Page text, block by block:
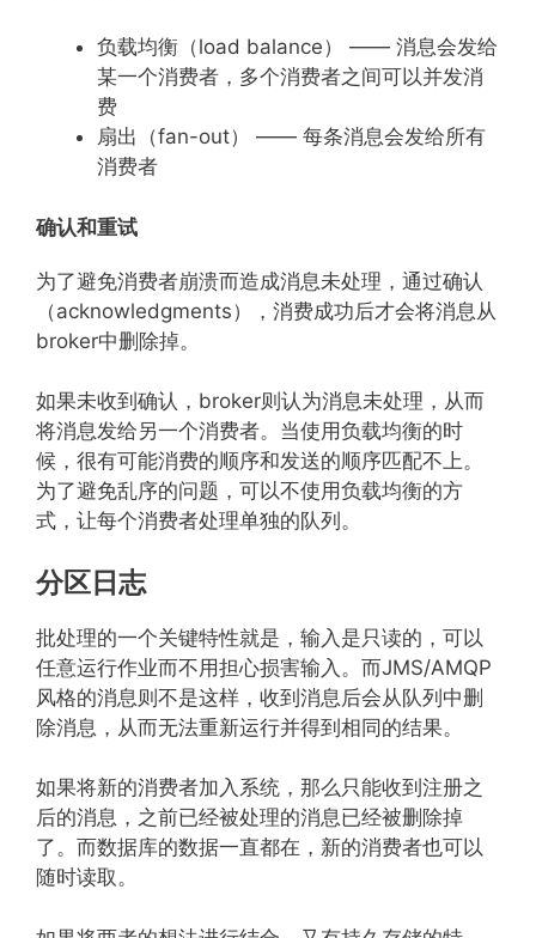
负载均衡（load balance） —— 消息会发给
某一个消费者，多个消费者之间可以并发消
费
扇出（fan-out） —— 每条消息会发给所有
消费者
确认和重试
为了避免消费者崩溃而造成消息未处理，通过确认
（acknowledgments），消费成功后才会将消息从
broker中删除掉。
如果未收到确认，broker则认为消息未处理，从而
将消息发给另一个消费者。当使用负载均衡的时
候，很有可能消费的顺序和发送的顺序匹配不上。
为了避免乱序的问题，可以不使用负载均衡的方
式，让每个消费者处理单独的队列。
分区日志
批处理的一个关键特性就是，输入是只读的，可以
任意运行作业而不用担心损害输入。而JMS/AMQP
风格的消息则不是这样，收到消息后会从队列中删
除消息，从而无法重新运行并得到相同的结果。
如果将新的消费者加入系统，那么只能收到注册之
后的消息，之前已经被处理的消息已经被删除掉
了。而数据库的数据一直都在，新的消费者也可以
随时读取。